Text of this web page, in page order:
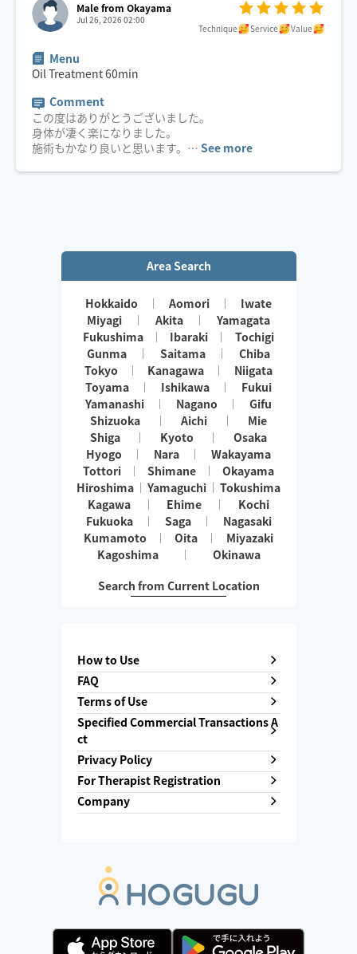
Male from Okayama
Jul 26, 2026 02:00
Technique Service Value
Menu
Oil Treatment60min
Comment
この度はありがとうございました。
身体が凄く楽になりました。
施術もかなり良いと思います。 … See more
Area Search
Hokkaido Aomori
Iwate
Miyagi
Akita
Yamagata
Fukushima
Ibaraki
Tochigi
Gunma
Saitama
Chiba
Tokyo
Kanagawa
Niigata
Toyama
Ishikawa
Fukui
Yamanashi
Nagano
Gifu
Shizuoka
Aichi
Mie
Shiga
Kyoto
Osaka
Hyogo
Nara
Wakayama
Tottori
Shimane
Okayama
Hiroshima
Yamaguchi
Tokushima
Kagawa
Ehime
Kochi
Fukuoka
Saga
Nagasaki
Kumamoto
Oita
Miyazaki
Kagoshima
Okinawa
Search from Current Location
How to Use
FAQ
Terms of Use
Specified Commercial Transactions A
ct
Privacy Policy
For Therapist Registration
Company